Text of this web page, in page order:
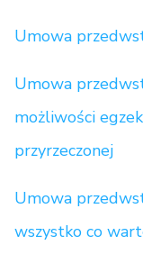
Umowa
Umowa
możliwości
przyrzeczonej
Umowa
wszystko co